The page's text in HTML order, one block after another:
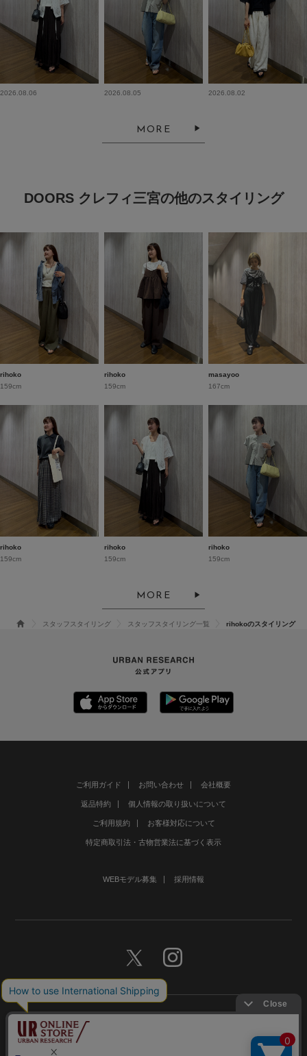
2026.08.06 2026.08.05 2026.08.02
MORE
DOORS クレフィ三宮の他のスタイリング
rihoko
159cm
rihoko
159cm
masayoo
167cm
rihoko
159cm
rihoko
159cm
rihoko
159cm
MORE
スタッフスタイリング スタッフスタイリング一覧 rihokoのスタイリング
ご利用ガイド お問い合わせ 会社概要
返品特約 個人情報の取り扱いについて
ご利用規約 お客様対応について
特定商取引法・古物営業法に基づく表示
WEBモデル募集 採用情報